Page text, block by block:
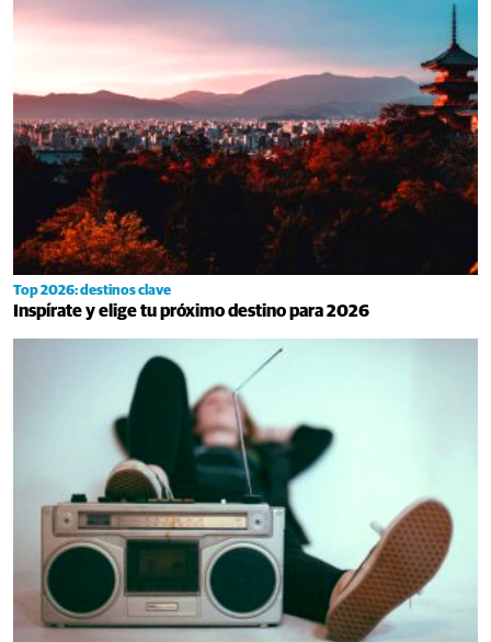
Top 2026: destinos clave
Inspírate y elige tu próximo destino para 2026